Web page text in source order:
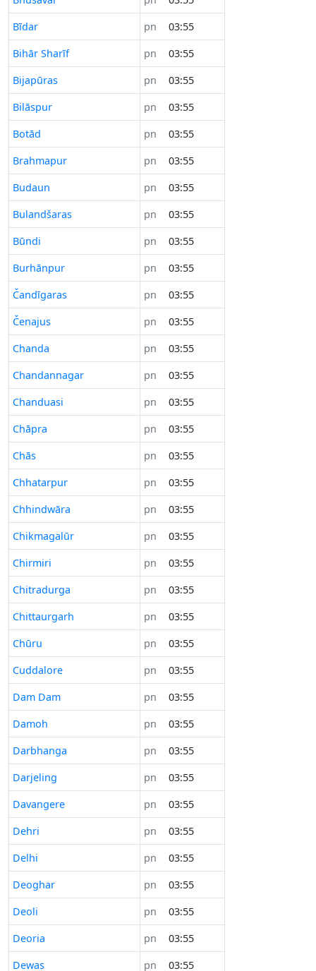
Bīdar
pn
03:55
Bihār Sharīf
pn
03:55
Bijapūras
pn
03:55
Bilāspur
pn
03:55
Botād
pn
03:55
Brahmapur
pn
03:55
Budaun
pn
03:55
Bulandšaras
pn
03:55
Būndi
pn
03:55
Burhānpur
pn
03:55
Čandīgaras
pn
03:55
Čenajus
pn
03:55
Chanda
pn
03:55
Chandannagar
pn
03:55
Chanduasi
pn
03:55
Chāpra
pn
03:55
Chās
pn
03:55
Chhatarpur
pn
03:55
Chhindwāra
pn
03:55
Chikmagalūr
pn
03:55
Chirmiri
pn
03:55
Chitradurga
pn
03:55
Chittaurgarh
pn
03:55
Chūru
pn
03:55
Cuddalore
pn
03:55
Dam Dam
pn
03:55
Damoh
pn
03:55
Darbhanga
pn
03:55
Darjeling
pn
03:55
Davangere
pn
03:55
Dehri
pn
03:55
Delhi
pn
03:55
Deoghar
pn
03:55
Deoli
pn
03:55
Deoria
pn
03:55
Dewas
pn
03:55